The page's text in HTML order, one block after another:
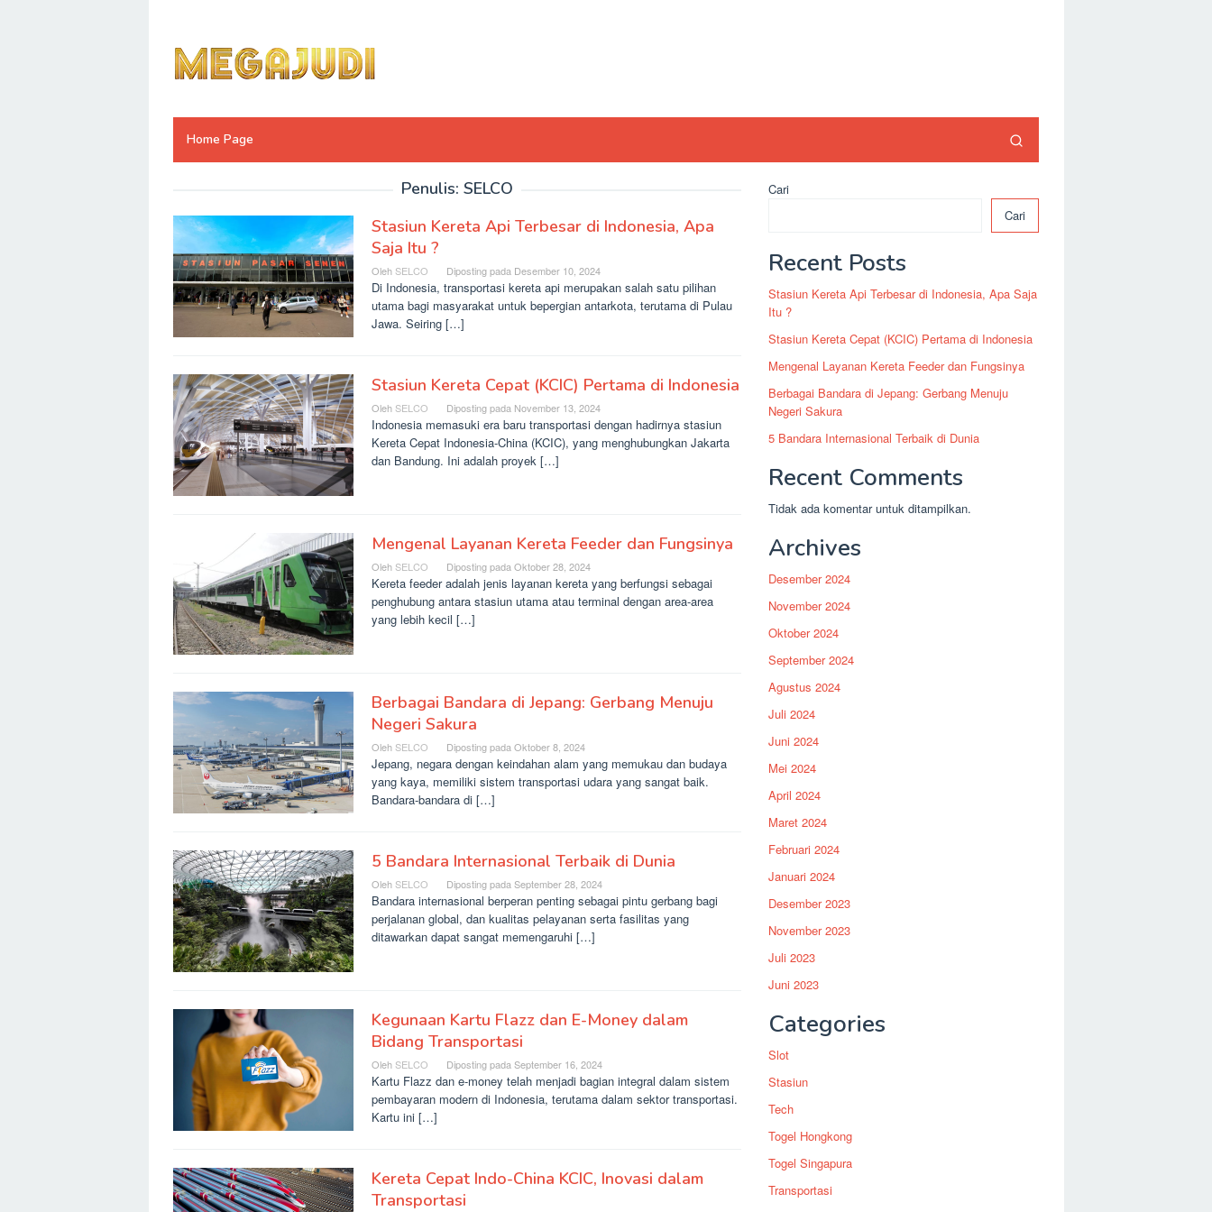
konten
Home Page
Penulis: SELCO
Stasiun Kereta Api Terbesar di Indonesia, Apa
Saja Itu ?
Oleh SELCO Diposting pada Desember 10, 2024
Di Indonesia, transportasi kereta api merupakan salah satu pilihan
utama bagi masyarakat untuk bepergian antarkota, terutama di Pulau
Jawa. Seiring […]
Stasiun Kereta Cepat (KCIC) Pertama di Indonesia
Oleh SELCO Diposting pada November 13, 2024
Indonesia memasuki era baru transportasi dengan hadirnya stasiun
Kereta Cepat Indonesia-China (KCIC), yang menghubungkan Jakarta
dan Bandung. Ini adalah proyek […]
Mengenal Layanan Kereta Feeder dan Fungsinya
Oleh SELCO Diposting pada Oktober 28, 2024
Kereta feeder adalah jenis layanan kereta yang berfungsi sebagai
penghubung antara stasiun utama atau terminal dengan area-area
yang lebih kecil […]
Berbagai Bandara di Jepang: Gerbang Menuju
Negeri Sakura
Oleh SELCO Diposting pada Oktober 8, 2024
Jepang, negara dengan keindahan alam yang memukau dan budaya
yang kaya, memiliki sistem transportasi udara yang sangat baik.
Bandara-bandara di […]
5 Bandara Internasional Terbaik di Dunia
Oleh SELCO Diposting pada September 28, 2024
Bandara internasional berperan penting sebagai pintu gerbang bagi
perjalanan global, dan kualitas pelayanan serta fasilitas yang
ditawarkan dapat sangat memengaruhi […]
Kegunaan Kartu Flazz dan E-Money dalam
Bidang Transportasi
Oleh SELCO Diposting pada September 16, 2024
Kartu Flazz dan e-money telah menjadi bagian integral dalam sistem
pembayaran modern di Indonesia, terutama dalam sektor transportasi.
Kartu ini […]
Kereta Cepat Indo-China KCIC, Inovasi dalam
Transportasi
Cari
Cari
Recent Posts
Stasiun Kereta Api Terbesar di Indonesia, Apa Saja
Itu ?
Stasiun Kereta Cepat (KCIC) Pertama di Indonesia
Mengenal Layanan Kereta Feeder dan Fungsinya
Berbagai Bandara di Jepang: Gerbang Menuju
Negeri Sakura
5 Bandara Internasional Terbaik di Dunia
Recent Comments
Tidak ada komentar untuk ditampilkan.
Archives
Desember 2024
November 2024
Oktober 2024
September 2024
Agustus 2024
Juli 2024
Juni 2024
Mei 2024
April 2024
Maret 2024
Februari 2024
Januari 2024
Desember 2023
November 2023
Juli 2023
Juni 2023
Categories
Slot
Stasiun
Tech
Togel Hongkong
Togel Singapura
Transportasi